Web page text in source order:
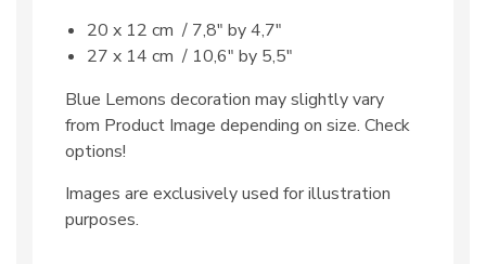
20 x 12 cm / 7,8″ by 4,7″
27 x 14 cm / 10,6″ by 5,5″
Blue Lemons decoration may slightly vary
from Product Image depending on size. Check
options!
Images are exclusively used for illustration
purposes.